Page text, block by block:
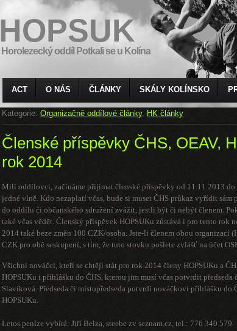
HOPSUK
Horolezecký oddíl Potkali se u Kolína
ACT O NÁS ČLÁNKY SKÁLY KOLÍNSKO
Kategorie: Organizačně oddílové články, HK články
Členské příspěvky ČHS, OEAV,
rok 2014
Milí oddílovci, začínáme přijímat členské příspěvky od 11.11.2013 do
jedné vlně. Kdo nezaplatí včas, bude si muset ČHS průkaz vyřídit sám
do oddílu či občanského sdružení zvážit, jestli být či nebýt členem.
také včas vědět. Členský příspěvek HOPSUKu zůstává i pro tento rok
2014 také beze změn 100 CZK/osoba. Jste-li členem obou organizací
CZK pro obě seskupení, s tím, že tuto stovku pošlete zvlášť na účet
Všichni nováčci, kteří se chtějí stát pro rok 2014 členy HOPSUKu a
HOPSUKu i přihlášku do ČHS, kterou jim musí včas potvrdit předseda
Slavíková. Předseda či místopředseda potvrdí nováčkovi přihlášku do
HOPSUKu.
Letos peníze vybírá: Jiří Belza, steebe zv seznam.cz, tel.: 776 340 579